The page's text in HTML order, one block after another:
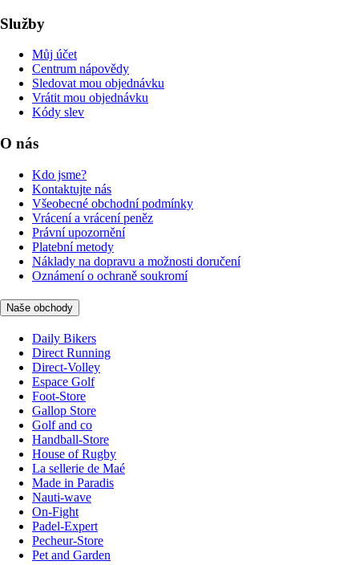
Služby
Můj účet
Centrum nápovědy
Sledovat mou objednávku
Vrátit mou objednávku
Kódy slev
O nás
Kdo jsme?
Kontaktujte nás
Všeobecné obchodní podmínky
Vrácení a vrácení peněz
Právní upozornění
Platební metody
Náklady na dopravu a možnosti doručení
Oznámení o ochraně soukromí
Naše obchody
Daily Bikers
Direct Running
Direct-Volley
Espace Golf
Foot-Store
Gallop Store
Golf and co
Handball-Store
House of Rugby
La sellerie de Maé
Made in Paradis
Nauti-wave
On-Fight
Padel-Expert
Pecheur-Store
Pet and Garden